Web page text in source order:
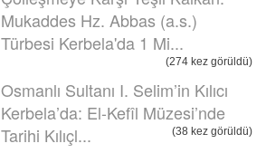
Mukaddes Hz. Abbas (a.s.)
Türbesi Kerbela'da 1 Mi...
(274 kez görüldü)
Osmanlı Sultanı I. Selim’in Kılıcı
Kerbela’da: El-Kefîl Müzesi’nde
Tarihi Kılıçl...
(38 kez görüldü)